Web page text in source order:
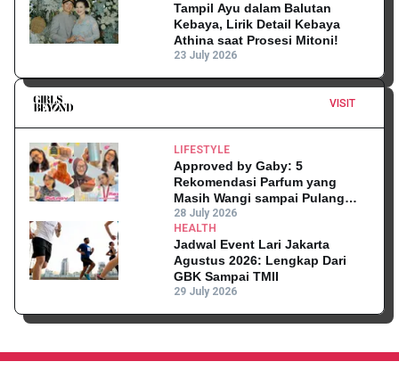
Tampil Ayu dalam Balutan
Kebaya, Lirik Detail Kebaya
Athina saat Prosesi Mitoni!
23 July 2026
VISIT
LIFESTYLE
Approved by Gaby: 5
Rekomendasi Parfum yang
Masih Wangi sampai Pulang
Kantor
28 July 2026
HEALTH
Jadwal Event Lari Jakarta
Agustus 2026: Lengkap Dari
GBK Sampai TMII
29 July 2026